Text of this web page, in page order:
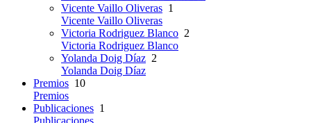
Vicente Vaillo Oliveras 1
Vicente Vaillo Oliveras
Victoria Rodriguez Blanco 2
Victoria Rodriguez Blanco
Yolanda Doig Díaz 2
Yolanda Doig Díaz
Premios 10
Premios
Publicaciones 1
Publicaciones